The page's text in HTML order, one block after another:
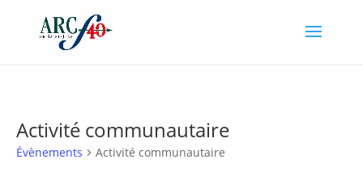
Activité communautaire
Évènements Activité communautaire